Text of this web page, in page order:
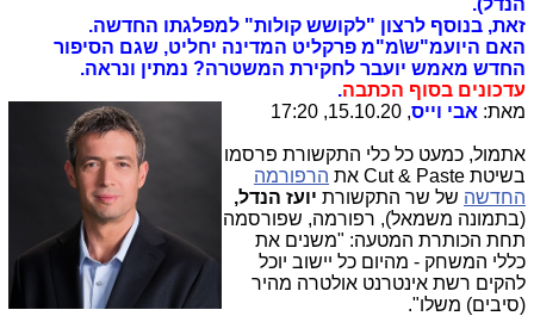
הנדל).
זאת, בנוסף לרצון "לקושש קולות" למפלגתו החדשה.
האם היועמ"ש\מ"מ פרקליט המדינה יחליט, שגם הסיפור
החדש מאמש יועבר לחקירת המשטרה? נמתין ונראה.
עדכונים בסוף הכתבה.
מאת: אבי וייס, 15.10.20, 17:20
אתמול, כמעט כל כלי התקשורת פרסמו
בשיטת Cut & Paste את
הרפורמה
החדשהשל שר התקשורתיועז הנדל,
(בתמונה משמאל), רפורמה, שפורסמה
תחת הכותרת המטעה: "משנים את
כללי המשחק - מהיום כל יישוב יוכל
להקים רשת אינטרנט אולטרה מהיר
(סיבים) משלו".